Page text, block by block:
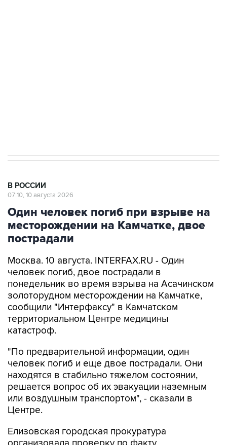
В РОССИИ
07:10, 10 августа 2026
Один человек погиб при взрыве на
месторождении на Камчатке, двое
пострадали
Москва. 10 августа. INTERFAX.RU - Один
человек погиб, двое пострадали в
понедельник во время взрыва на Асачинском
золоторудном месторождении на Камчатке,
сообщили "Интерфаксу" в Камчатском
территориальном Центре медицины
катастроф.
"По предварительной информации, один
человек погиб и еще двое пострадали. Они
находятся в стабильно тяжелом состоянии,
решается вопрос об их эвакуации наземным
или воздушным транспортом", - сказали в
Центре.
Елизовская городская прокуратура